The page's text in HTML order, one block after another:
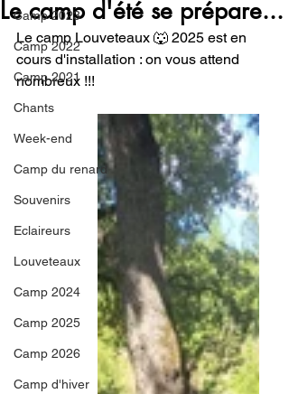
Camp 2023
Camp 2022
Camp 2021
Chants
Week-end
Camp du renard
Souvenirs
Eclaireurs
Louveteaux
Camp 2024
Camp 2025
Camp 2026
Camp d'hiver
Le camp d'été se prépare...
Le camp Louveteaux 🐺 2025 est en
cours d'installation : on vous attend
nombreux !!!